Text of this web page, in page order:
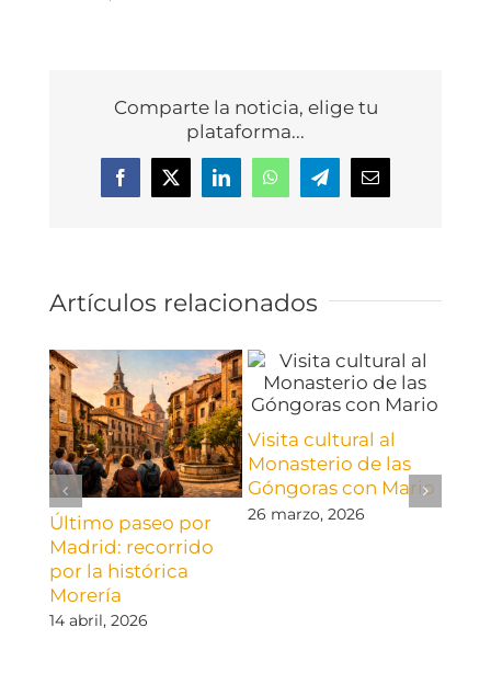
Comparte la noticia, elige tu
plataforma...
Facebook
X LinkedInWhatsAppTelegramCorreo
electrónico
Artículos relacionados
Último paseo por
Madrid: recorrido
por la histórica
Morería
14 abril, 2026
Visita cultural al
Monasterio de las
Góngoras con Mario
26 marzo, 2026